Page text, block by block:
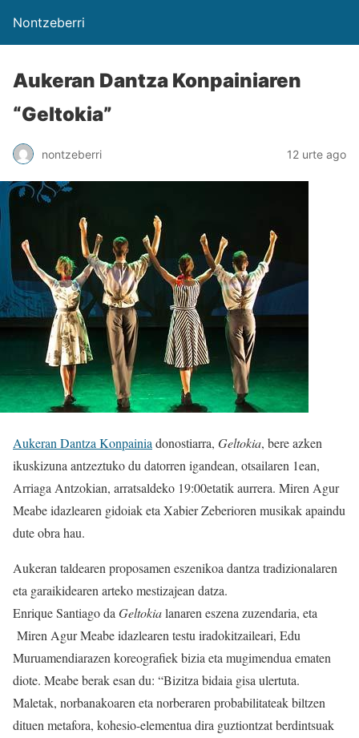
Nontzeberri
Aukeran Dantza Konpainiaren
“Geltokia”
nontzeberri 12 urte ago
Aukeran Dantza Konpainia donostiarra, Geltokia, bere azken
ikuskizuna antzeztuko du datorren igandean, otsailaren 1ean,
Arriaga Antzokian, arratsaldeko 19:00etatik aurrera. Miren Agur
Meabe idazlearen gidoiak eta Xabier Zeberioren musikak apaindu
dute obra hau.
Aukeran taldearen proposamen eszenikoa dantza tradizionalaren
eta garaikidearen arteko mestizajean datza.
Enrique Santiago da Geltokialanaren eszena zuzendaria, eta
Miren Agur Meabe idazlearen testu iradokitzaileari, Edu
Muruamendiarazen koreografiek bizia eta mugimendua ematen
diote. Meabe berak esan du: “Bizitza bidaia gisa ulertuta.
Maletak, norbanakoaren eta norberaren probabilitateak biltzen
dituen metafora, kohesio-elementua dira guztiontzat berdintsuak